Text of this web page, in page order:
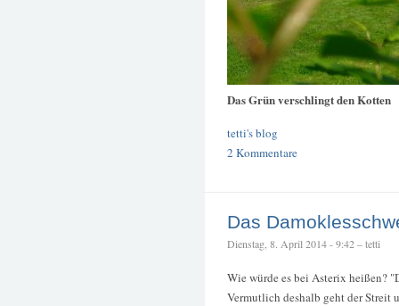
Das Grün verschlingt den Kotten
tetti's blog
2 Kommentare
Das
Dienstag, 8. April 2014 - 9:42 – tetti
Wie würde es bei Asterix heißen?
Vermutlich deshalb geht der Streit